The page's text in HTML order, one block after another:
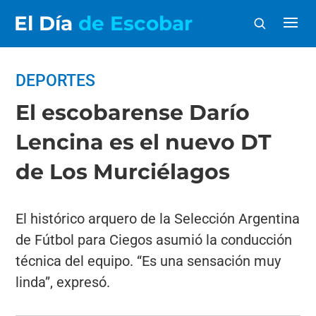
El Día de Escobar
DEPORTES
El escobarense Darío
Lencina es el nuevo DT
de Los Murciélagos
El histórico arquero de la Selección Argentina
de Fútbol para Ciegos asumió la conducción
técnica del equipo. “Es una sensación muy
linda”, expresó.